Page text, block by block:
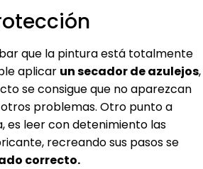
que la pintura está totalmente
aplicar un secador de azulejos,
se consigue que no aparezcan
problemas. Otro punto a
es leer con detenimiento las
recreando sus pasos se
correcto.